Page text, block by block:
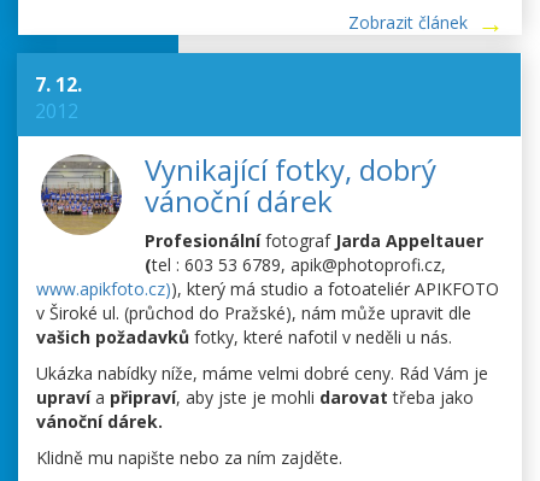
Zobrazit článek
7. 12.
2012
Vynikající fotky, dobrý
vánoční dárek
Profesionálnífotograf Jarda Appeltauer
(tel : 603 53 6789, apik@photoprofi.cz,
www.apikfoto.cz)), který má studio a fotoateliér APIKFOTO
v Široké ul. (průchod do Pražské), nám může upravit dle
vašich požadavků fotky, které nafotil v neděli u nás.
Ukázka nabídky níže, máme velmi dobré ceny. Rád Vám je
upravía připraví, aby jste je mohli darovat třeba jako
vánoční dárek.
Klidně mu napište nebo za ním zajděte.